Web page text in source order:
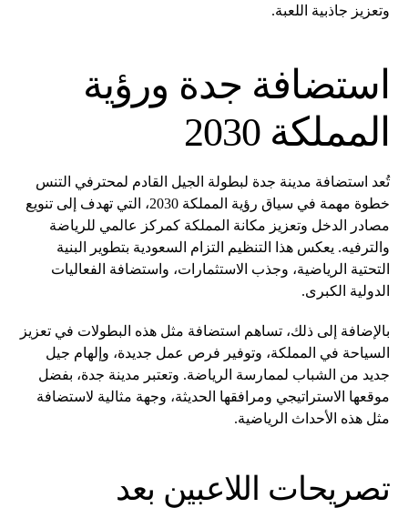
وتعزيز جاذبية اللعبة.
استضافة جدة ورؤية
المملكة 2030
تُعد استضافة مدينة جدة لبطولة الجيل القادم لمحترفي التنس
خطوة مهمة في سياق رؤية المملكة 2030، التي تهدف إلى تنويع
مصادر الدخل وتعزيز مكانة المملكة كمركز عالمي للرياضة
والترفيه. يعكس هذا التنظيم التزام السعودية بتطوير البنية
التحتية الرياضية، وجذب الاستثمارات، واستضافة الفعاليات
الدولية الكبرى.
بالإضافة إلى ذلك، تساهم استضافة مثل هذه البطولات في تعزيز
السياحة في المملكة، وتوفير فرص عمل جديدة، وإلهام جيل
جديد من الشباب لممارسة الرياضة. وتعتبر مدينة جدة، بفضل
موقعها الاستراتيجي ومرافقها الحديثة، وجهة مثالية لاستضافة
مثل هذه الأحداث الرياضية.
تصريحات اللاعبين بعد